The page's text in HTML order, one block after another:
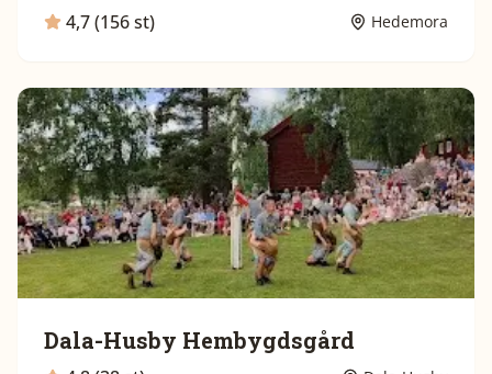
4,7 (156 st) Hedemora
Dala-Husby Hembygdsgård